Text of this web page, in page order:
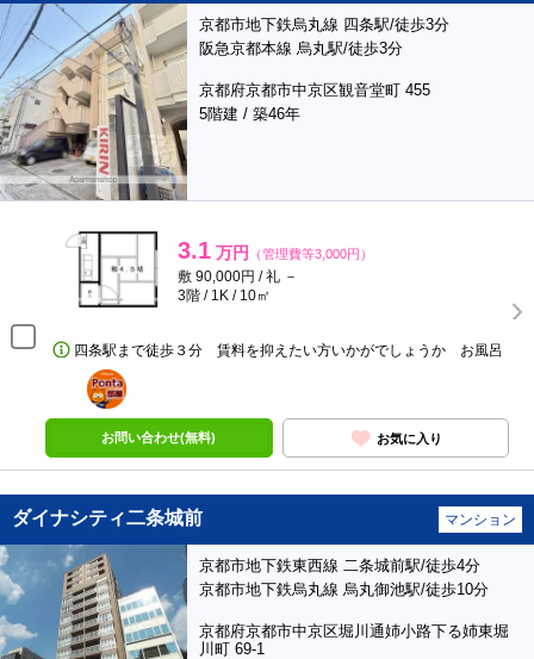
京都市地下鉄烏丸線 四条駅/徒歩3分
阪急京都本線 烏丸駅/徒歩3分
京都府京都市中京区観音堂町 455
5階建 / 築46年
3.1 万円 （管理費等3,000円）
敷 90,000円 / 礼 －
3階 / 1K / 10㎡
四条駅まで徒歩３分 賃料を抑えたい方いかがでしょうか お風呂
ポンタ
部屋
お問い合わせ(無料) お気に入り
ダイナシティ二条城前 マンション
京都市地下鉄東西線 二条城前駅/徒歩4分
京都市地下鉄烏丸線 烏丸御池駅/徒歩10分
京都府京都市中京区堀川通姉小路下る姉東堀
川町 69-1